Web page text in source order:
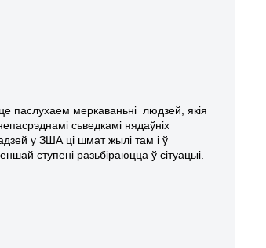
паслухаем меркаваньні людзей, якія
сьведкамі нядаўніх
у ЗША ці шмат жылі там і ў
ступені разьбіраюцца ў сітуацыі.